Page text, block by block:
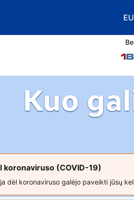
Kuo
koronaviruso (COVID-19)
dėl koronaviruso galėjo paveikti jūsų